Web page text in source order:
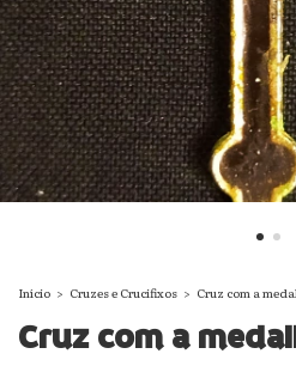
Início > Cruzes e Crucifixos > Cruz com a
Cruz com a